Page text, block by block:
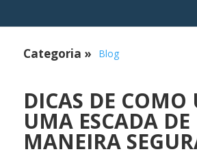
Categoria » Blog
DICAS DE COMO
UMA ESCADA DE
MANEIRA